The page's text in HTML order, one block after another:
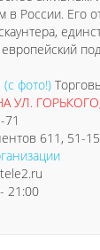
в России. Его
(с фото!)
УЛ.
71
611, 51-
21:00